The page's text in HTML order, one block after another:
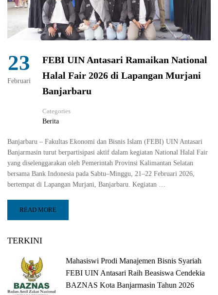
23
Februari
FEBI UIN Antasari Ramaikan National
Halal Fair 2026 di Lapangan Murjani
Banjarbaru
Categories
Berita
Banjarbaru – Fakultas Ekonomi dan Bisnis Islam (FEBI) UIN Antasari
Banjarmasin turut berpartisipasi aktif dalam kegiatan National Halal Fair
yang diselenggarakan oleh Pemerintah Provinsi Kalimantan Selatan
bersama Bank Indonesia pada Sabtu–Minggu, 21–22 Februari 2026,
bertempat di Lapangan Murjani, Banjarbaru. Kegiatan …
READ MORE
TERKINI
Mahasiswi Prodi Manajemen Bisnis Syariah
FEBI UIN Antasari Raih Beasiswa Cendekia
BAZNAS Kota Banjarmasin Tahun 2026